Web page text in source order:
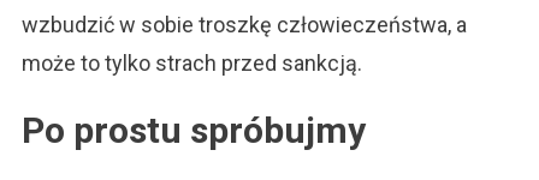
wzbudzić w sobie troszkę człowieczeństwa, a
może to tylko strach przed sankcją.
Po prostu spróbujmy